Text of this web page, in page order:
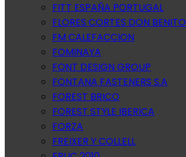
FITT ESPAÑA PORTUGAL
FLORES CORTES DON BENITO
FM CALEFACCION
FOMINAYA
FONT DESIGN GROUP
FONTANA FASTENERS S.A
FOREST BRICO
FOREST STYLE IBERICA
FORZA
FREIXER Y COLLELL